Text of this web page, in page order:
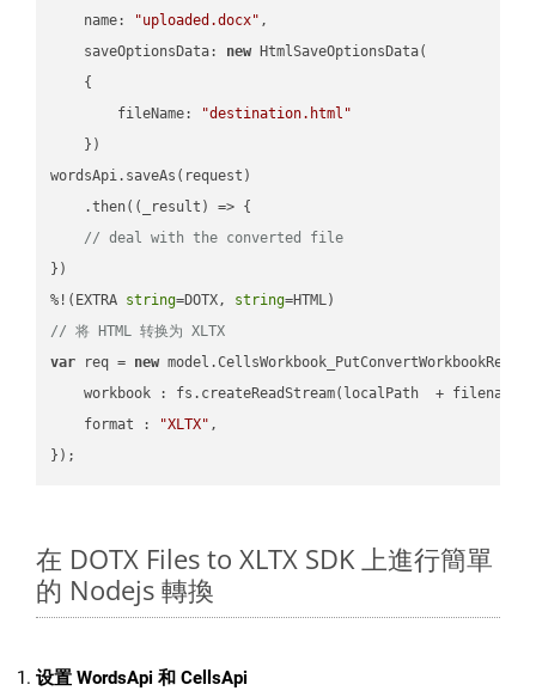
name: "uploaded.docx" ,
saveOptionsData: new HtmlSaveOptionsData(
    {
fileName:
"destination.html"
    })
wordsApi.saveAs(request)
    .then(
( _result ) => {
// deal with the converted file
})
%!(EXTRA string=DOTX, string
// 将 HTML 转换为 XLTX
var req = new
workbook : fs.createReadStream(localPath  + filename
format : "XLTX" ,
在 DOTX Files to XLTX SDK 上進行簡單
的 Nodejs 轉換
设置 WordsApi 和 CellsApi